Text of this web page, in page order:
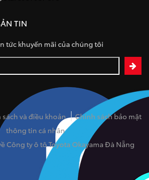
TIN
tức khuyến mãi của chúng tôi
sách và điều khoản
Chính sách bảo mật
thông tin cá nhân
Công ty ô tô Toyota Okayama Đà Nẵng